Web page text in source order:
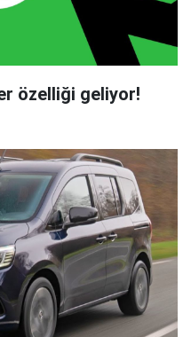
özelliği geliyor!